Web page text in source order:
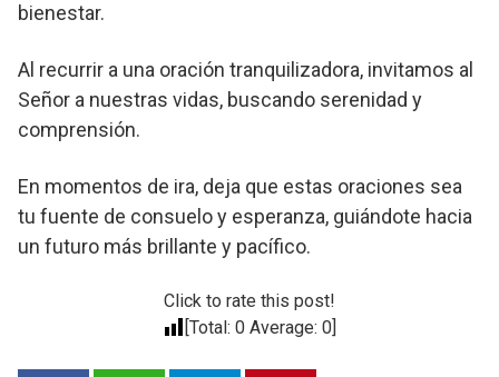
bienestar.
Al recurrir a una oración tranquilizadora, invitamos al
Señor a nuestras vidas, buscando serenidad y
comprensión.
En momentos de ira, deja que estas oraciones sea
tu fuente de consuelo y esperanza, guiándote hacia
un futuro más brillante y pacífico.
Click to rate this post!
[Total: 0 Average: 0